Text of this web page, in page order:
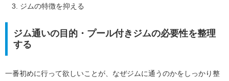
ジムの特徴を抑える
ジム通いの目的・プール付きジムの必要性を整理
する
一番初めに行って欲しいことが、なぜジムに通うのかをしっかり整